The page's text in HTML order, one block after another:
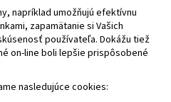
napríklad umožňujú efektívnu
zapamätanie si Vašich
používateľa. Dokážu tiež
on-line boli lepšie prispôsobené
nasledujúce cookies: